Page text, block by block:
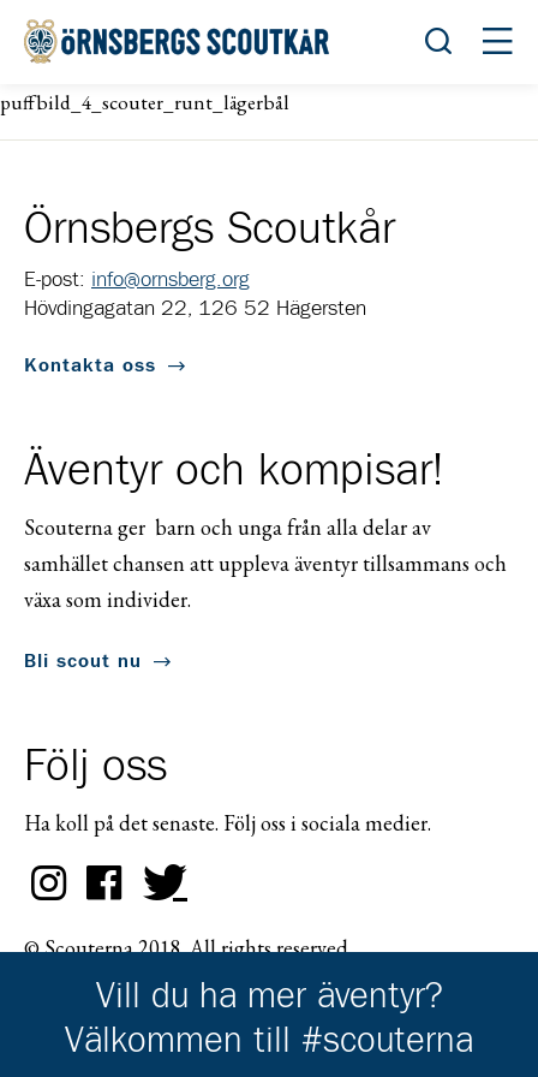
Öppna
puffbild_4_scouter_runt_lägerbål
Örnsbergs Scoutkår
E-post: info@ornsberg.org
Hövdingagatan 22, 126 52 Hägersten
Kontakta oss
Äventyr och kompisar!
Scouterna ger barn och unga från alla delar av
samhället chansen att uppleva äventyr tillsammans och
växa som individer.
Bli scout nu
Följ oss
Ha koll på det senaste. Följ oss i sociala medier.
© Scouterna 2018. All rights reserved.
Vill du ha mer äventyr?
Välkommen till #scouterna